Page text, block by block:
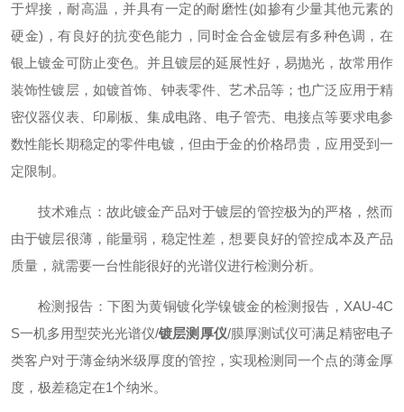
于焊接，耐高温，并具有一定的耐磨性(如掺有少量其他元素的
硬金)，有良好的抗变色能力，同时金合金镀层有多种色调，在
银上镀金可防止变色。并且镀层的延展性好，易抛光，故常用作
装饰性镀层，如镀首饰、钟表零件、艺术品等；也广泛应用于精
密仪器仪表、印刷板、集成电路、电子管壳、电接点等要求电参
数性能长期稳定的零件电镀，但由于金的价格昂贵，应用受到一
定限制。
技术难点： 故此镀金产品对于镀层的管控极为的严格，然而
由于镀层很薄，能量弱，稳定性差，想要良好的管控成本及产品
质量，就需要一台性能很好的光谱仪进行检测分析。
检测报告：下图为黄铜镀化学镍镀金的检测报告，XAU-4C
S一机多用型荧光光谱仪/镀层测厚仪/膜厚测试仪可满足精密电子
类客户对于薄金纳米级厚度的管控，实现检测同一个点的薄金厚
度，极差稳定在1个纳米。